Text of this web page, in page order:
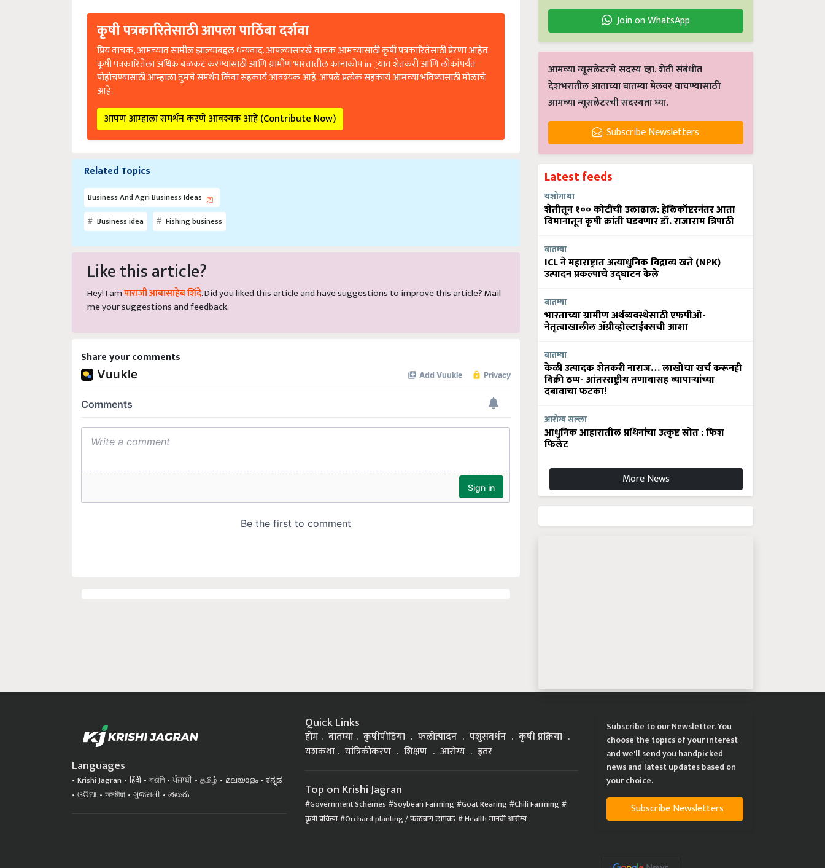
कृषी पत्रकारितेसाठी आपला पाठिंबा दर्शवा
प्रिय वाचक, आमच्यात सामील झाल्याबद्दल धन्यवाद. आपल्यासारखे वाचक आमच्यासाठी कृषी पत्रकारितेसाठी प्रेरणा आहेत.
कृषी पत्रकारितेला अधिक बळकट करण्यासाठी आणि ग्रामीण भारतातील कानाकोप in्यात शेतकरी आणि लोकांपर्यंत
पोहोचण्यासाठी आम्हाला तुमचे समर्थन किंवा सहकार्य आवश्यक आहे. आपले प्रत्येक सहकार्य आमच्या भविष्यासाठी मोलाचे
आहे.
आपण आम्हाला समर्थन करणे आवश्यक आहे (Contribute Now)
Related Topics
Business And Agri Business Ideas
Business idea
Fishing business
Like this article?
Hey! I amपाराजी आबासाहेब शिंदे. Did you liked this article and have suggestions to improve this article?Mail
me your suggestions and feedback.
Share your comments
Join on WhatsApp
आमच्या न्यूसलेटरचे सदस्य व्हा. शेती संबंधीत
देशभरातील आताच्या बातम्या मेलवर वाचण्यासाठी
आमच्या न्यूसलेटरची सदस्यता घ्या.
Subscribe Newsletters
Latest feeds
यशोगाथा
शेतीतून १०० कोटींची उलाढाल: हेलिकॉप्टरनंतर आता
विमानातून कृषी क्रांती घडवणार डॉ. राजाराम त्रिपाठी
बातम्या
ICL ने महाराष्ट्रात अत्याधुनिक विद्राव्य खते (NPK)
उत्पादन प्रकल्पाचे उद्घाटन केले
बातम्या
भारताच्या ग्रामीण अर्थव्यवस्थेसाठी एफपीओ-
नेतृत्वाखालील अ‍ॅग्रीव्होल्टाईक्सची आशा
बातम्या
केळी उत्पादक शेतकरी नाराज… लाखोंचा खर्च करूनही
विक्री ठप्प- आंतरराष्ट्रीय तणावासह व्यापाऱ्यांच्या
दबावाचा फटका!
आरोग्य सल्ला
आधुनिक आहारातील प्रथिनांचा उत्कृष्ट स्रोत : फिश
फिलेट
More News
Languages
Krishi Jagran हिंदी বাঙালি ਪੰਜਾਬੀ தமிழ் മലയാളം
ಕನ್ನಡ
ଓଡିଆ
অসমীয়া ગુજરાતી తెలుగు
Quick Links
होम बातम्या कृषीपीडिया फलोत्पादन पशुसंवर्धन
कृषी प्रक्रिया
यशकथा
यांत्रिकीकरण शिक्षण आरोग्य इतर
Top on Krishi Jagran
Government Schemes Soybean Farming Goat Rearing Chili Farming
कृषी प्रक्रिया Orchard planting / फळबाग लागवड Health मानवी आरोग्य
Subscribe to our Newsletter. You
choose the topics of your interest
and we'll send you handpicked
news and latest updates based on
your choice.
Subscribe Newsletters